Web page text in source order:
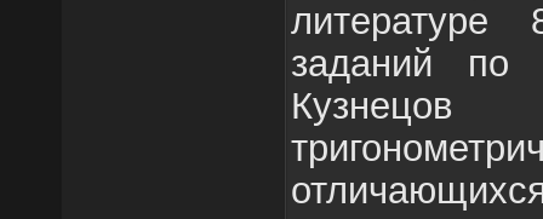
заданий по